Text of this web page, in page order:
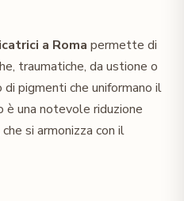
a Roma permette di
traumatiche, da ustione o
pigmenti che uniformano il
una notevole riduzione
si armonizza con il